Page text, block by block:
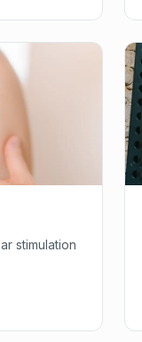
stimulation